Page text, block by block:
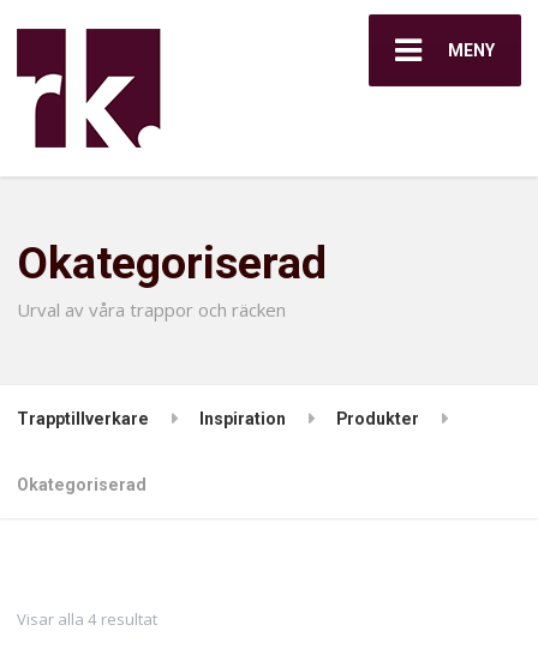
MENY
Okategoriserad
Urval av våra trappor och räcken
Trapptillverkare Inspiration Produkter
Okategoriserad
Visar alla 4 resultat